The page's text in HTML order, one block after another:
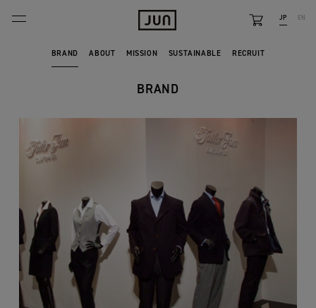
BRAND ABOUT MISSION SUSTAINABLE RECRUIT
JP EN
ABOUT
NEWS
BRAND